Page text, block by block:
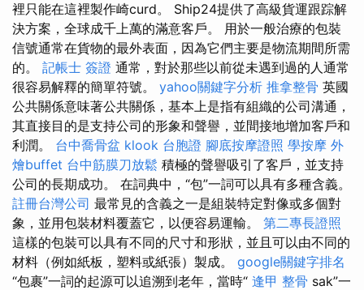
裡只能在這裡製作崎curd。 Ship24提供了高級貨運跟踪解
決方案，全球成千上萬的滿意客戶。 用於一般治療的包裝
信號通常在貨物的最外表面，因為它們主要是物流期間所需
的。 記帳士 簽證 通常，對於那些以前從未遇到過的人通常
很容易解釋的簡單符號。 yahoo關鍵字分析 推拿整骨 英國
公共關係意味著公共關係，基本上是指有組織的公司溝通，
其直接目的是支持公司的形象和聲譽，並間接地增加客戶和
利潤。 台中喬骨盆 klook 台胞證 腳底按摩證照 學按摩 外
燴buffet 台中筋膜刀放鬆 積極的聲譽吸引了客戶，並支持
公司的長期成功。 在詞典中，“包”一詞可以具有多種含義。
註冊台灣公司 最常見的含義之一是組裝特定對像或多個對
象，並用包裝材料覆蓋它，以便容易運輸。 第二專長證照
這樣的包裝可以具有不同的尺寸和形狀，並且可以由不同的
材料（例如紙板，塑料或紙張）製成。 google關鍵字排名
“包裹”一詞的起源可以追溯到老年，當時“ 逢甲 整骨 sak”一